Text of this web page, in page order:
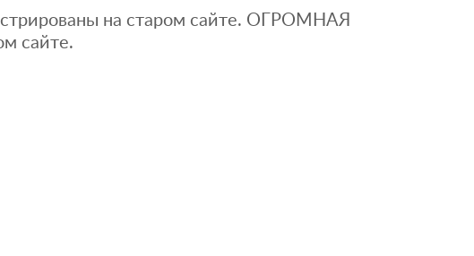
на старом сайте. ОГРОМНАЯ
сайте.